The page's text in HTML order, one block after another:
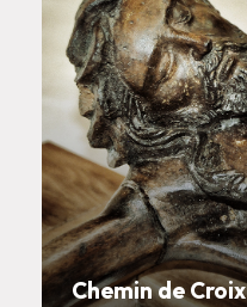
Chemin de Croix